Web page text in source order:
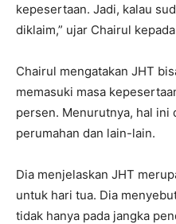
kepesertaan. Jadi, kalau
diklaim,” ujar Chairul
Chairul mengatakan JHT
memasuki masa
persen. Menurutnya, hal
perumahan dan lain-lain.
Dia menjelaskan JHT
untuk hari tua. Dia
tidak hanya pada jangka